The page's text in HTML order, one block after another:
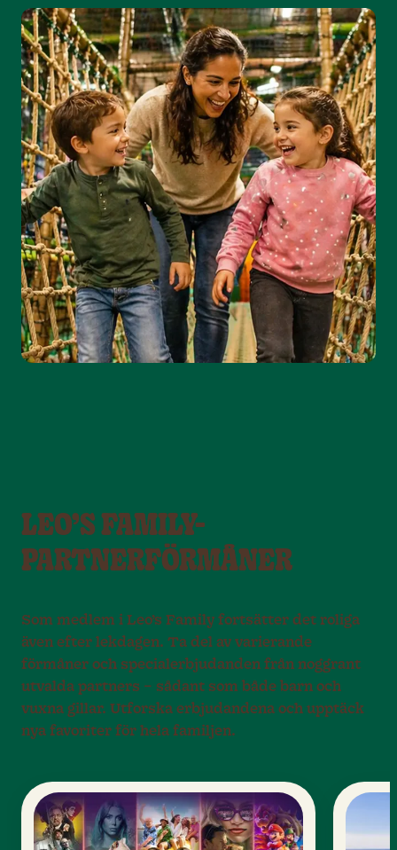
LEO’S FAMILY-
PARTNERFÖRMÅNER
Som medlem i Leo’s Family fortsätter det roliga
även efter lekdagen. Ta del av varierande
förmåner och specialerbjudanden från noggrant
utvalda partners – sådant som både barn och
vuxna gillar. Utforska erbjudandena och upptäck
nya favoriter för hela familjen.